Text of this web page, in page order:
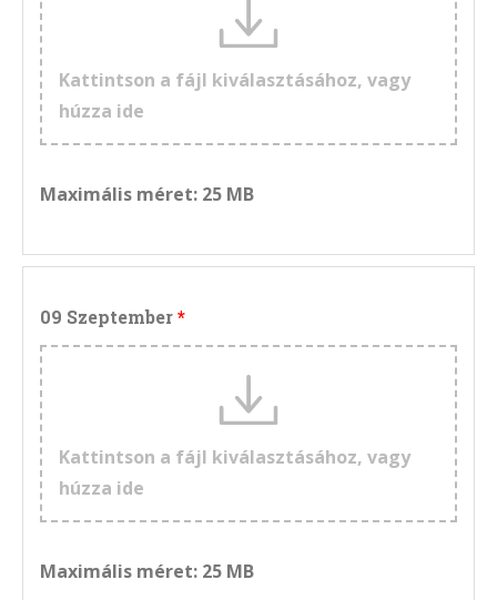
Kattintson a fájl kiválasztásához, vagy
húzza ide
Maximális méret: 25 MB
09 Szeptember
Kattintson a fájl kiválasztásához, vagy
húzza ide
Maximális méret: 25 MB